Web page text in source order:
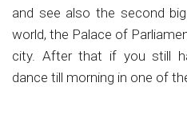
and see also the second
world, the Palace of
city. After that if you still
dance till morning in one of